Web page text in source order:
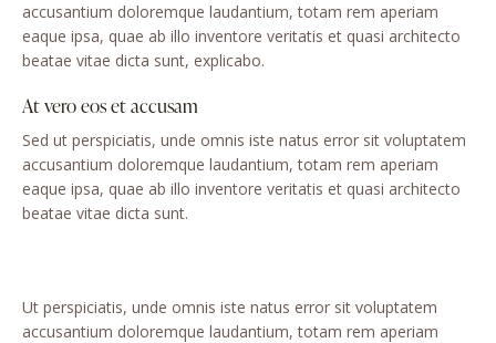
accusantium doloremque laudantium, totam rem aperiam
eaque ipsa, quae ab illo inventore veritatis et quasi architecto
beatae vitae dicta sunt, explicabo.
At vero eos et accusam
Sed ut perspiciatis, unde omnis iste natus error sit voluptatem
accusantium doloremque laudantium, totam rem aperiam
eaque ipsa, quae ab illo inventore veritatis et quasi architecto
beatae vitae dicta sunt.
Ut perspiciatis, unde omnis iste natus error sit voluptatem
accusantium doloremque laudantium, totam rem aperiam